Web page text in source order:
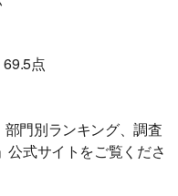
点
門別ランキング、調査
公式サイトをご覧くださ